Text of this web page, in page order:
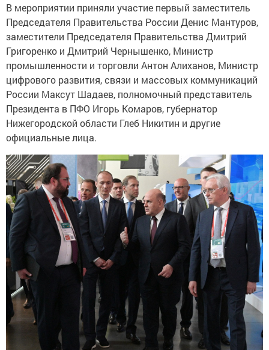
В мероприятии приняли участие первый заместитель
Председателя Правительства России Денис Мантуров,
заместители Председателя Правительства Дмитрий
Григоренко и Дмитрий Чернышенко, Министр
промышленности и торговли Антон Алиханов, Министр
цифрового развития, связи и массовых коммуникаций
России Максут Шадаев, полномочный представитель
Президента в ПФО Игорь Комаров, губернатор
Нижегородской области Глеб Никитин и другие
официальные лица.